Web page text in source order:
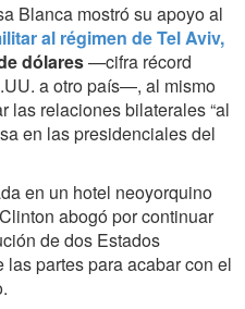
Blanca mostró su apoyo al
al régimen de Tel Aviv,
dólares—cifra récord
a otro país—, al mismo
las relaciones bilaterales “al
en las presidenciales del
en un hotel neoyorquino
abogó por continuar
de dos Estados
partes para acabar con el